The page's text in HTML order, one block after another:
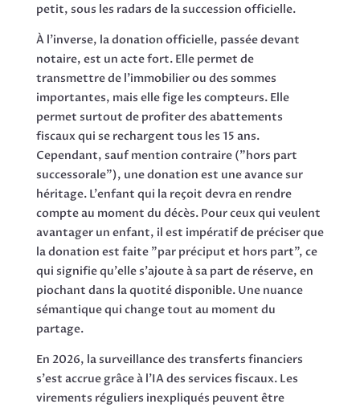
petit, sous les radars de la succession officielle.
À l'inverse, la donation officielle, passée devant
notaire, est un acte fort. Elle permet de
transmettre de l'immobilier ou des sommes
importantes, mais elle fige les compteurs. Elle
permet surtout de profiter des abattements
fiscaux qui se rechargent tous les 15 ans.
Cependant, sauf mention contraire ("hors part
successorale"), une donation est une avance sur
héritage. L'enfant qui la reçoit devra en rendre
compte au moment du décès. Pour ceux qui veulent
avantager un enfant, il est impératif de préciser que
la donation est faite "par préciput et hors part", ce
qui signifie qu'elle s'ajoute à sa part de réserve, en
piochant dans la quotité disponible. Une nuance
sémantique qui change tout au moment du
partage.
En 2026, la surveillance des transferts financiers
s'est accrue grâce à l'IA des services fiscaux. Les
virements réguliers inexpliqués peuvent être